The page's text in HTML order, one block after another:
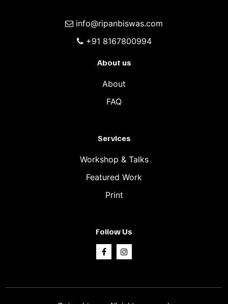
info@ripanbiswas.com
+91 8167800994
About us
About
FAQ
Services
Workshop & Talks
Featured Work
Print
Follow Us